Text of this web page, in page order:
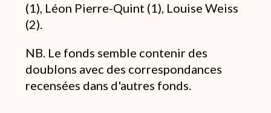
(1), Léon Pierre-Quint (1), Louise Weiss
(2).
NB. Le fonds semble contenir des
doublons avec des correspondances
recensées dans d'autres fonds.